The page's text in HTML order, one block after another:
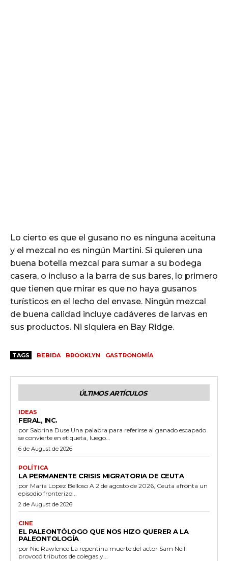
Lo cierto es que el gusano no es ninguna aceituna
y el mezcal no es ningún Martini. Si quieren una
buena botella mezcal para sumar a su bodega
casera, o incluso a la barra de sus bares, lo primero
que tienen que mirar es que no haya gusanos
turísticos en el lecho del envase. Ningún mezcal
de buena calidad incluye cadáveres de larvas en
sus productos. Ni siquiera en Bay Ridge.
TAGS BEBIDA BROOKLYN GASTRONOMÍA
ÚLTIMOS ARTÍCULOS
IDEAS
FERAL, INC.
por Sabrina Duse Una palabra para referirse al ganado escapado
se convierte en etiqueta, luego...
6 de August de 2026
POLÍTICA
LA PERMANENTE CRISIS MIGRATORIA DE CEUTA
por María Lopez Belloso A 2 de agosto de 2026, Ceuta afronta un
episodio fronterizo...
2 de August de 2026
CINE
EL PALEONTÓLOGO QUE NOS HIZO QUERER A LA
PALEONTOLOGÍA
por Nic Rawlence La repentina muerte del actor Sam Neill
provocó tributos de colegas y...